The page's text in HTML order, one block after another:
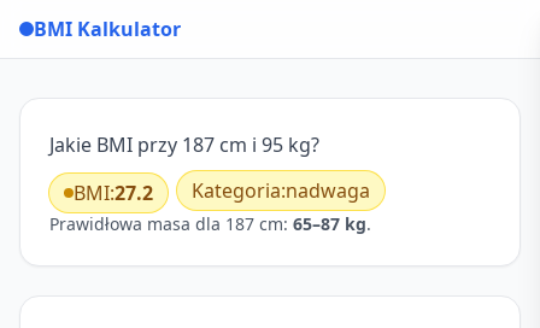
BMI Kalkulator
Jakie BMI przy 187 cm i 95 kg?
BMI:27.2 Kategoria:nadwaga
Prawidłowa masa dla 187 cm: 65–87 kg.